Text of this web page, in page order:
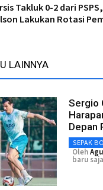
Takluk 0-2 dari
Lakukan Rotasi
LAINNYA
Sergio
Depan
SEPAK
Oleh
baru saja